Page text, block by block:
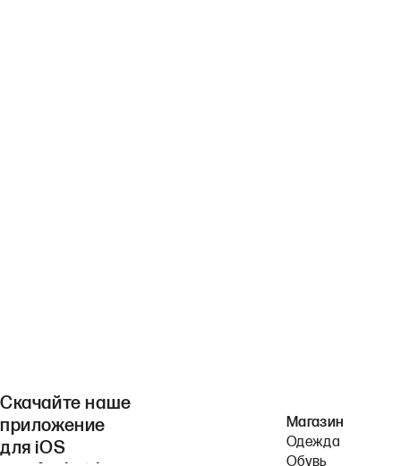
Скачайте наше
приложение
для iOS
Магазин
Одежда
Обувь